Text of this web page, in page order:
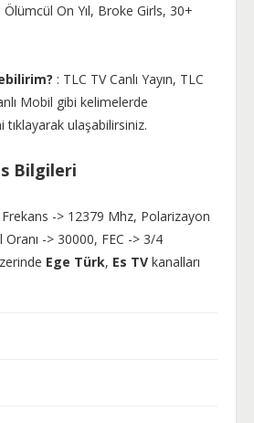
On Yıl, Broke Girls, 30+
: TLC TV Canlı Yayın, TLC
Mobil gibi kelimelerde
ulaşabilirsiniz.
Bilgileri
-> 12379 Mhz, Polarizayon
-> 30000, FEC -> 3/4
Ege Türk, Es TV kanalları